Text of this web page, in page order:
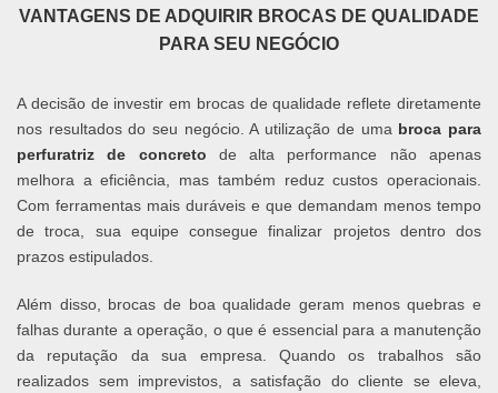
VANTAGENS DE ADQUIRIR BROCAS DE QUALIDADE
PARA SEU NEGÓCIO
A decisão de investir em brocas de qualidade reflete diretamente
nos resultados do seu negócio. A utilização de uma broca para
perfuratriz de concreto de alta performance não apenas
melhora a eficiência, mas também reduz custos operacionais.
Com ferramentas mais duráveis e que demandam menos tempo
de troca, sua equipe consegue finalizar projetos dentro dos
prazos estipulados.
Além disso, brocas de boa qualidade geram menos quebras e
falhas durante a operação, o que é essencial para a manutenção
da reputação da sua empresa. Quando os trabalhos são
realizados sem imprevistos, a satisfação do cliente se eleva,